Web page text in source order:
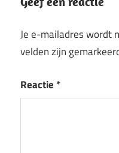
Je e-mailadres wordt
velden zijn
Reactie *